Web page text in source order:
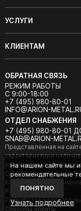
УСЛУГИ
КЛИЕНТАМ
ОБРАТНАЯ СВЯЗЬ
РЕЖИМ РАБОТЫ
С 9:00-18:00
+7 (495) 980-80-01
INFO@ARION-
ОТДЕЛ СНАБЖЕНИЯ
+7 (495) 980-80-01
SNAB@ARION-
Представленная на
характеристик и
характер и не является
ООО "Арион-Металл" ©
Копирование
РФ).
Разработка и seo-
Cпособы оплаты
На нашем сайте мы
рекомендательные
ПОНЯТНО
Узнать подробнее